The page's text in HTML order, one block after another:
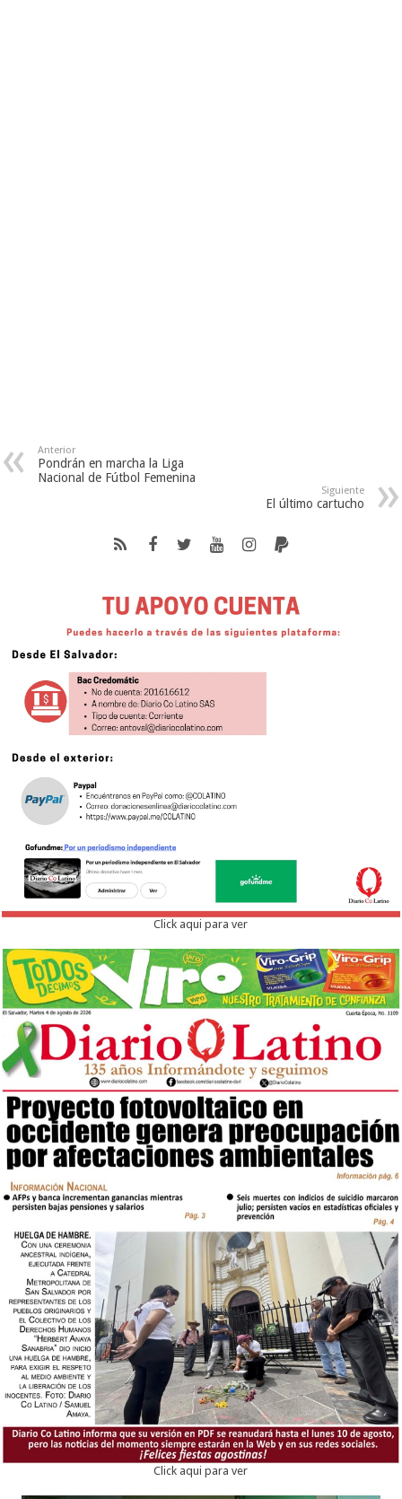
Anterior
Pondrán en marcha la Liga
Nacional de Fútbol Femenina
Siguiente
El último cartucho
Click aqui para ver
Click aqui para ver